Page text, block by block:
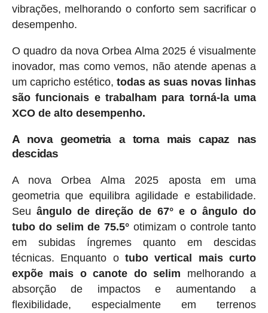
vibrações, melhorando o conforto sem sacrificar o
desempenho.
O quadro da nova Orbea Alma 2025 é visualmente
inovador, mas como vemos, não atende apenas a
um capricho estético, todas as suas novas linhas
são funcionais e trabalham para torná-la uma
XCO de alto desempenho.
A nova geometria a torna mais capaz nas
descidas
A nova Orbea Alma 2025 aposta em uma
geometria que equilibra agilidade e estabilidade.
Seu ângulo de direção de 67° e o ângulo do
tubo do selim de 75.5°otimizam o controle tanto
em subidas íngremes quanto em descidas
técnicas. Enquanto o tubo vertical mais curto
expõe mais o canote do selim melhorando a
absorção de impactos e aumentando a
flexibilidade, especialmente em terrenos